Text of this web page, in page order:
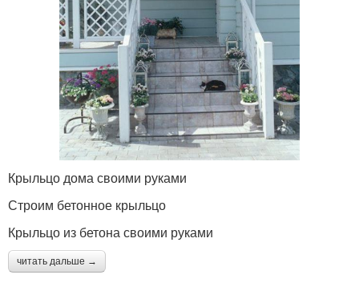
Крыльцо дома своими руками
Строим бетонное крыльцо
Крыльцо из бетона своими руками
читать дальше →